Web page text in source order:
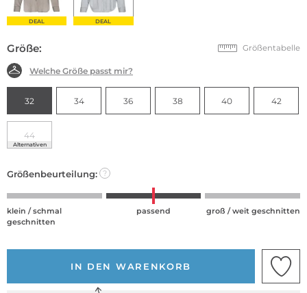
DEAL DEAL
Größe: Größentabelle
Welche Größe passt mir?
32 34 36 38 40 42
44
Alternativen
Größenbeurteilung: ?
klein / schmal
geschnitten
passend groß / weit geschnitten
IN DEN WARENKORB